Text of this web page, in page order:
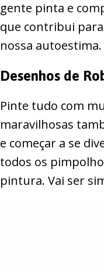
gente pinta e
que contribui
nossa autoestima.
Desenhos de
Pinte tudo com
maravilhosas
e começar a se
todos os
pintura. Vai ser